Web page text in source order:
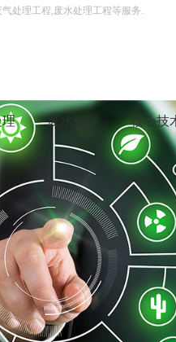
处理工程,废水处理工程等服务.
理 废水处理 核心技